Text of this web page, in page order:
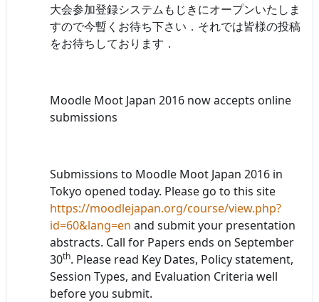
大会参加登録システムもじきにオープンいたしま
すので今暫くお待ち下さい．それでは皆様の投稿
をお待ちしております．
Moodle Moot Japan 2016 now accepts online
submissions
Submissions to Moodle Moot Japan 2016 in
Tokyo opened today. Please go to this site
https://moodlejapan.org/course/view.php?
id=60&lang=en and submit your presentation
abstracts. Call for Papers ends on September
30th. Please read Key Dates, Policy statement,
Session Types, and Evaluation Criteria well
before you submit.